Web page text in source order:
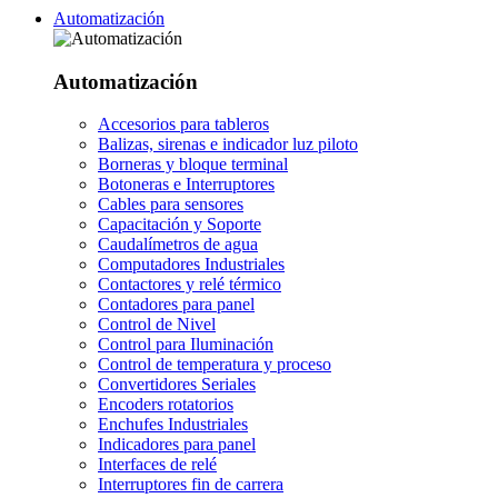
Automatización
Automatización
Accesorios para tableros
Balizas, sirenas e indicador luz piloto
Borneras y bloque terminal
Botoneras e Interruptores
Cables para sensores
Capacitación y Soporte
Caudalímetros de agua
Computadores Industriales
Contactores y relé térmico
Contadores para panel
Control de Nivel
Control para Iluminación
Control de temperatura y proceso
Convertidores Seriales
Encoders rotatorios
Enchufes Industriales
Indicadores para panel
Interfaces de relé
Interruptores fin de carrera